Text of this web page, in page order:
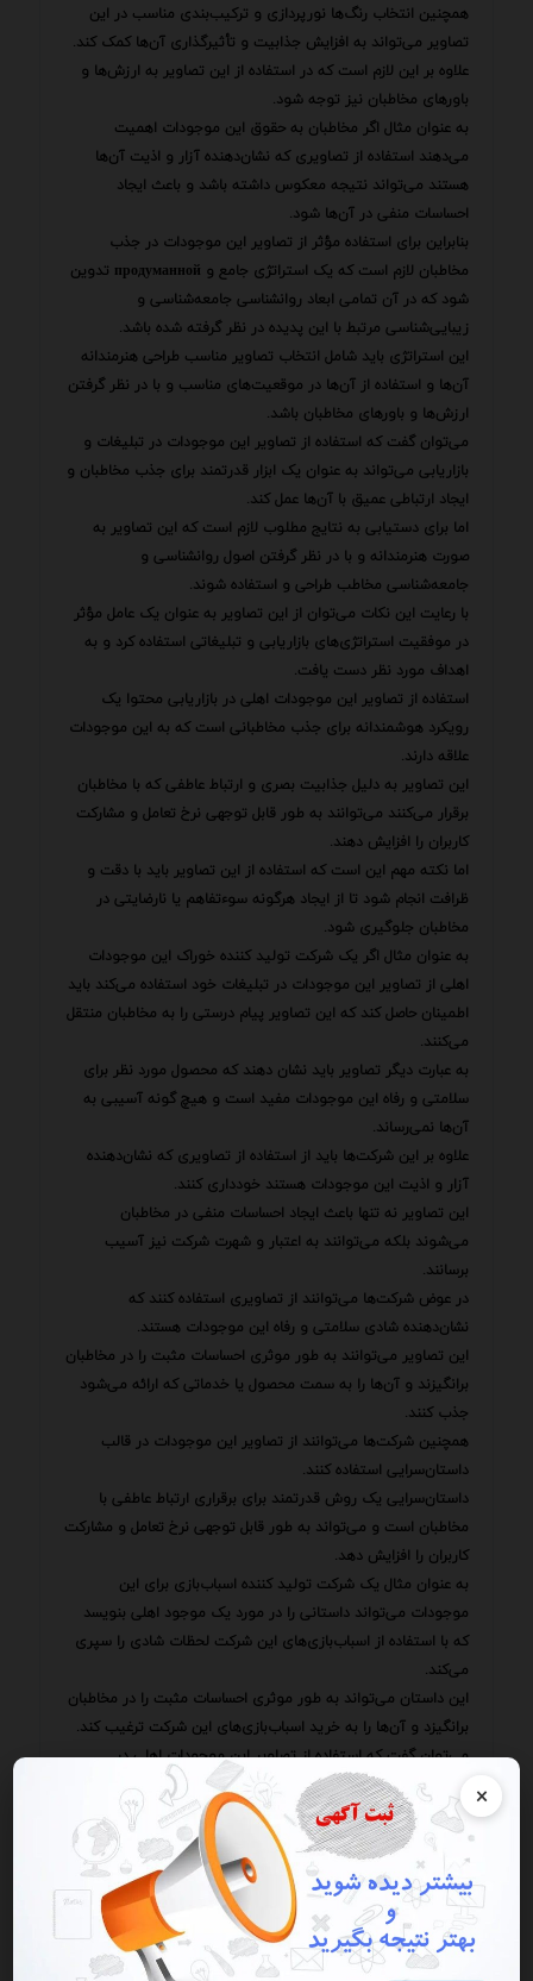
×
همچنین انتخاب رنگ‌ها نورپردازی و ترکیب‌بندی مناسب در این
تصاویر می‌تواند به افزایش جذابیت و تأثیرگذاری آن‌ها کمک کند.
علاوه بر این لازم است که در استفاده از این تصاویر به ارزش‌ها و
باورهای مخاطبان نیز توجه شود.
به عنوان مثال اگر مخاطبان به حقوق این موجودات اهمیت
می‌دهند استفاده از تصاویری که نشان‌دهنده آزار و اذیت آن‌ها
هستند می‌تواند نتیجه معکوس داشته باشد و باعث ایجاد
احساسات منفی در آن‌ها شود.
بنابراین برای استفاده مؤثر از تصاویر این موجودات در جذب
مخاطبان لازم است که یک استراتژی جامع و продуманной تدوین
شود که در آن تمامی ابعاد روانشناسی جامعه‌شناسی و
زیبایی‌شناسی مرتبط با این پدیده در نظر گرفته شده باشد.
این استراتژی باید شامل انتخاب تصاویر مناسب طراحی هنرمندانه
آن‌ها و استفاده از آن‌ها در موقعیت‌های مناسب و با در نظر گرفتن
ارزش‌ها و باورهای مخاطبان باشد.
می‌توان گفت که استفاده از تصاویر این موجودات در تبلیغات و
بازاریابی می‌تواند به عنوان یک ابزار قدرتمند برای جذب مخاطبان و
ایجاد ارتباطی عمیق با آن‌ها عمل کند.
اما برای دستیابی به نتایج مطلوب لازم است که این تصاویر به
صورت هنرمندانه و با در نظر گرفتن اصول روانشناسی و
جامعه‌شناسی مخاطب طراحی و استفاده شوند.
با رعایت این نکات می‌توان از این تصاویر به عنوان یک عامل مؤثر
در موفقیت استراتژی‌های بازاریابی و تبلیغاتی استفاده کرد و به
اهداف مورد نظر دست یافت.
استفاده از تصاویر این موجودات اهلی در بازاریابی محتوا یک
رویکرد هوشمندانه برای جذب مخاطبانی است که به این موجودات
علاقه دارند.
این تصاویر به دلیل جذابیت بصری و ارتباط عاطفی که با مخاطبان
برقرار می‌کنند می‌توانند به طور قابل توجهی نرخ تعامل و مشارکت
کاربران را افزایش دهند.
اما نکته مهم این است که استفاده از این تصاویر باید با دقت و
ظرافت انجام شود تا از ایجاد هرگونه سوءتفاهم یا نارضایتی در
مخاطبان جلوگیری شود.
به عنوان مثال اگر یک شرکت تولید کننده خوراک این موجودات
اهلی از تصاویر این موجودات در تبلیغات خود استفاده می‌کند باید
اطمینان حاصل کند که این تصاویر پیام درستی را به مخاطبان منتقل
می‌کنند.
به عبارت دیگر تصاویر باید نشان دهند که محصول مورد نظر برای
سلامتی و رفاه این موجودات مفید است و هیچ گونه آسیبی به
آن‌ها نمی‌رساند.
علاوه بر این شرکت‌ها باید از استفاده از تصاویری که نشان‌دهنده
آزار و اذیت این موجودات هستند خودداری کنند.
این تصاویر نه تنها باعث ایجاد احساسات منفی در مخاطبان
می‌شوند بلکه می‌توانند به اعتبار و شهرت شرکت نیز آسیب
برسانند.
در عوض شرکت‌ها می‌توانند از تصاویری استفاده کنند که
نشان‌دهنده شادی سلامتی و رفاه این موجودات هستند.
این تصاویر می‌توانند به طور موثری احساسات مثبت را در مخاطبان
برانگیزند و آن‌ها را به سمت محصول یا خدماتی که ارائه می‌شود
جذب کنند.
همچنین شرکت‌ها می‌توانند از تصاویر این موجودات در قالب
داستان‌سرایی استفاده کنند.
داستان‌سرایی یک روش قدرتمند برای برقراری ارتباط عاطفی با
مخاطبان است و می‌تواند به طور قابل توجهی نرخ تعامل و مشارکت
کاربران را افزایش دهد.
به عنوان مثال یک شرکت تولید کننده اسباب‌بازی برای این
موجودات می‌تواند داستانی را در مورد یک موجود اهلی بنویسد
که با استفاده از اسباب‌بازی‌های این شرکت لحظات شادی را سپری
می‌کند.
این داستان می‌تواند به طور موثری احساسات مثبت را در مخاطبان
برانگیزد و آن‌ها را به خرید اسباب‌بازی‌های این شرکت ترغیب کند.
می‌توان گفت که استفاده از تصاویر این موجودات اهلی در
بازاریابی محتوا یک استراتژی مؤثر برای جذب مخاطبانی است که
به این موجودات علاقه دارند.
اما برای دستیابی به نتایج مطلوب شرکت‌ها باید از این تصاویر با
دقت و ظرافت استفاده کنند و اطمینان حاصل کنند که پیام درستی
را به مخاطبان منتقل می‌کنند.
تاثیر تصاویر این موجودات در جذب مخاطب می‌تواند به عنوان یک
استراتژی بازاریابی مؤثر در نظر گرفته شود اما باید با در نظر گرفتن